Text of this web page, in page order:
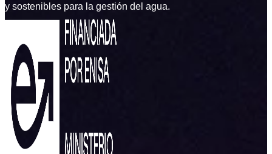
y sostenibles para la gestión del agua.